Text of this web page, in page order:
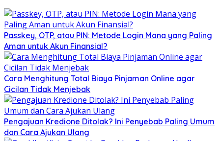
Passkey, OTP, atau PIN: Metode Login Mana yang Paling
Aman untuk Akun Finansial?
Cara Menghitung Total Biaya Pinjaman Online agar
Cicilan Tidak Menjebak
Pengajuan Kredione Ditolak? Ini Penyebab Paling Umum
dan Cara Ajukan Ulang